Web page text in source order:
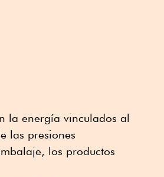
la energía vinculados al
las presiones
los productos